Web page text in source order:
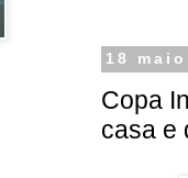
18
Copa
casa e